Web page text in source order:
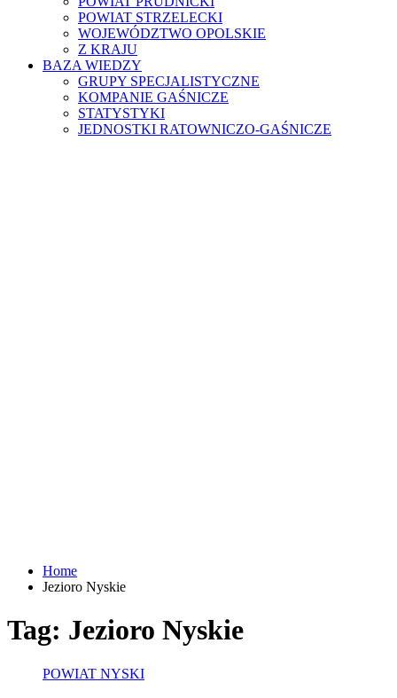
POWIAT STRZELECKI
WOJEWÓDZTWO OPOLSKIE
Z KRAJU
BAZA WIEDZY
GRUPY SPECJALISTYCZNE
KOMPANIE GAŚNICZE
STATYSTYKI
JEDNOSTKI RATOWNICZO-GAŚNICZE
Home
Jezioro Nyskie
Tag: Jezioro Nyskie
POWIAT NYSKI